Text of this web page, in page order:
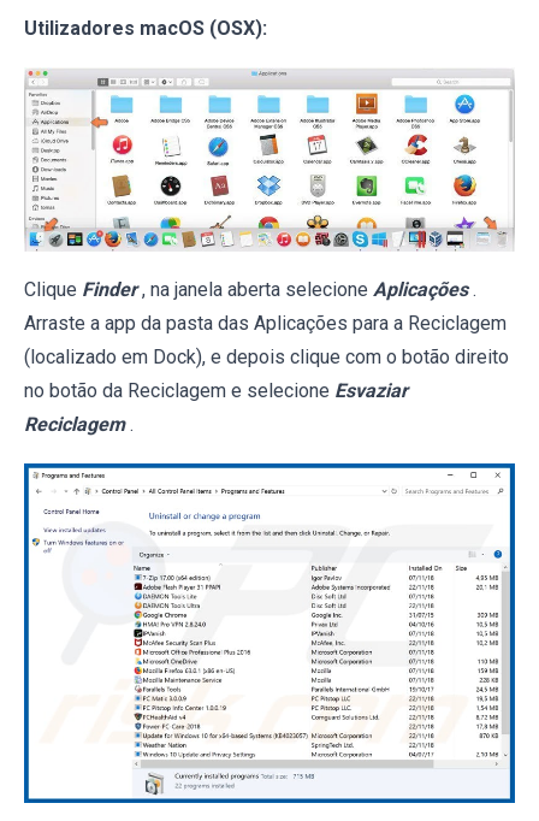
Utilizadores macOS (OSX):
Clique Finder , na janela aberta selecione Aplicações .
Arraste a app da pasta das Aplicações para a Reciclagem
(localizado em Dock), e depois clique com o botão direito
no botão da Reciclagem e selecione Esvaziar
Reciclagem .